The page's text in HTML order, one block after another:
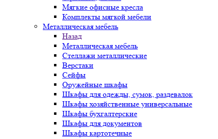
Мягкие офисные кресла
Комплекты мягкой мебели
Металлическая мебель
Назад
Металлическая мебель
Стеллажи металлические
Верстаки
Сейфы
Оружейные шкафы
Шкафы для одежды, сумок, раздевалок
Шкафы хозяйственные универсальные
Шкафы бухгалтерские
Шкафы для документов
Шкафы картотечные